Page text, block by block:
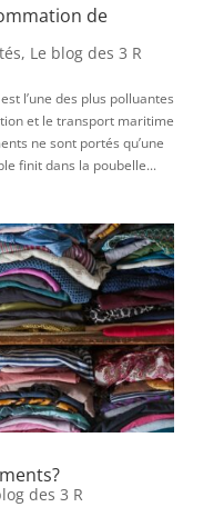
de
, Le blog des 3 R
l’une des plus polluantes
et le transport maritime
ne sont portés qu’une
finit dans la poubelle...
des 3 R